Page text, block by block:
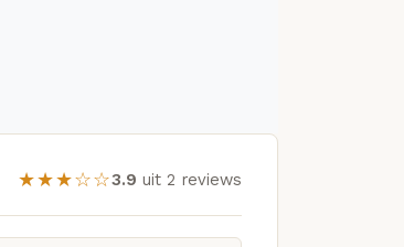
★★★☆☆3.9 uit 2 reviews